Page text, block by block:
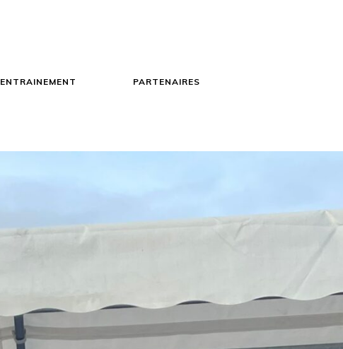
ENTRAINEMENT PARTENAIRES